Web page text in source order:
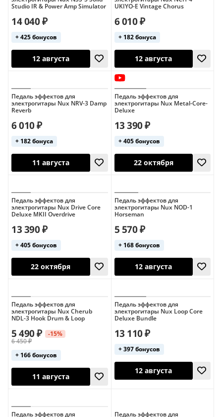
12 августа 14 августа
Studio IR & Power Amp Simulator
14 040 ₽
+ 425 бонусов
12 августа
UKIYO-E Vintage Chorus
6 010 ₽
+ 182 бонуса
12 августа
Педаль эффектов для
электрогитары Nux NRV-3 Damp
Reverb
6 010 ₽
+ 182 бонуса
11 августа
Педаль эффектов для
электрогитары Nux Metal-Core-
Deluxe
13 390 ₽
+ 405 бонусов
22 октября
Педаль эффектов для
электрогитары Nux Drive Core
Deluxe MKII Overdrive
13 390 ₽
+ 405 бонусов
Педаль эффектов для
электрогитары Nux NOD-1
Horseman
5 570 ₽
+ 168 бонусов
Педаль эффектов для
электрогитары Nux Cherub
NDL-3 Hook Drum & Loop
5 490 ₽
-15%
6 450 ₽
+ 166 бонусов
Педаль эффектов для
электрогитары Nux Loop Core
Deluxe Bundle
13 110 ₽
+ 397 бонусов
Педаль эффектов для
Педаль эффектов для